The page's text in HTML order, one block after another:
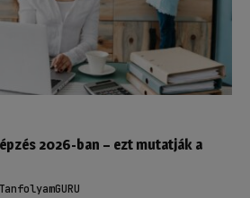
2026-ban – ezt mutatják a
TanfolyamGURU